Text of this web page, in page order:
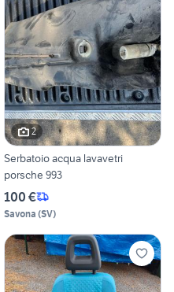
2
Serbatoio acqua lavavetri
porsche 993
100 €
Savona (SV)